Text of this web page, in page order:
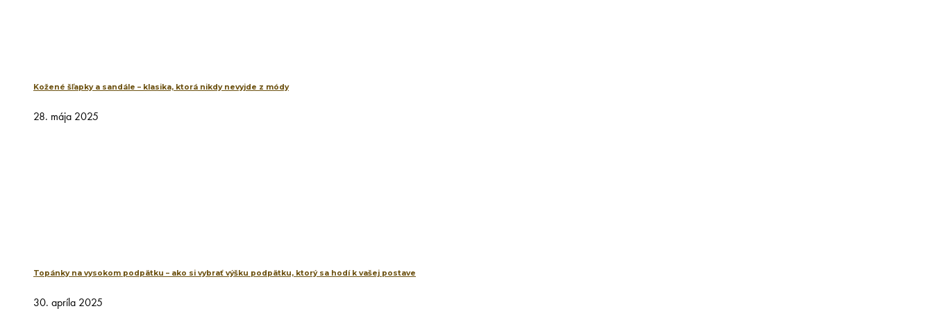
Kožené šľapky a sandále – klasika, ktorá nikdy nevyjde z módy
28. mája 2025
Topánky na vysokom podpätku – ako si vybrať výšku podpätku, ktorý sa hodí k vašej postave
30. apríla 2025